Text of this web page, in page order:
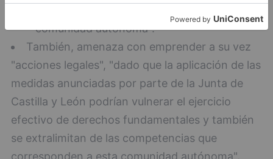
comunidad autónoma".
También, amenaza con emprender a su vez
"acciones legales", "dado que la aplicación de las
medidas anunciadas por parte de la Junta de
Castilla y León podrían vulnerar el ejercicio
efectivo de derechos fundamentales y también
se extralimitan de las competencias que